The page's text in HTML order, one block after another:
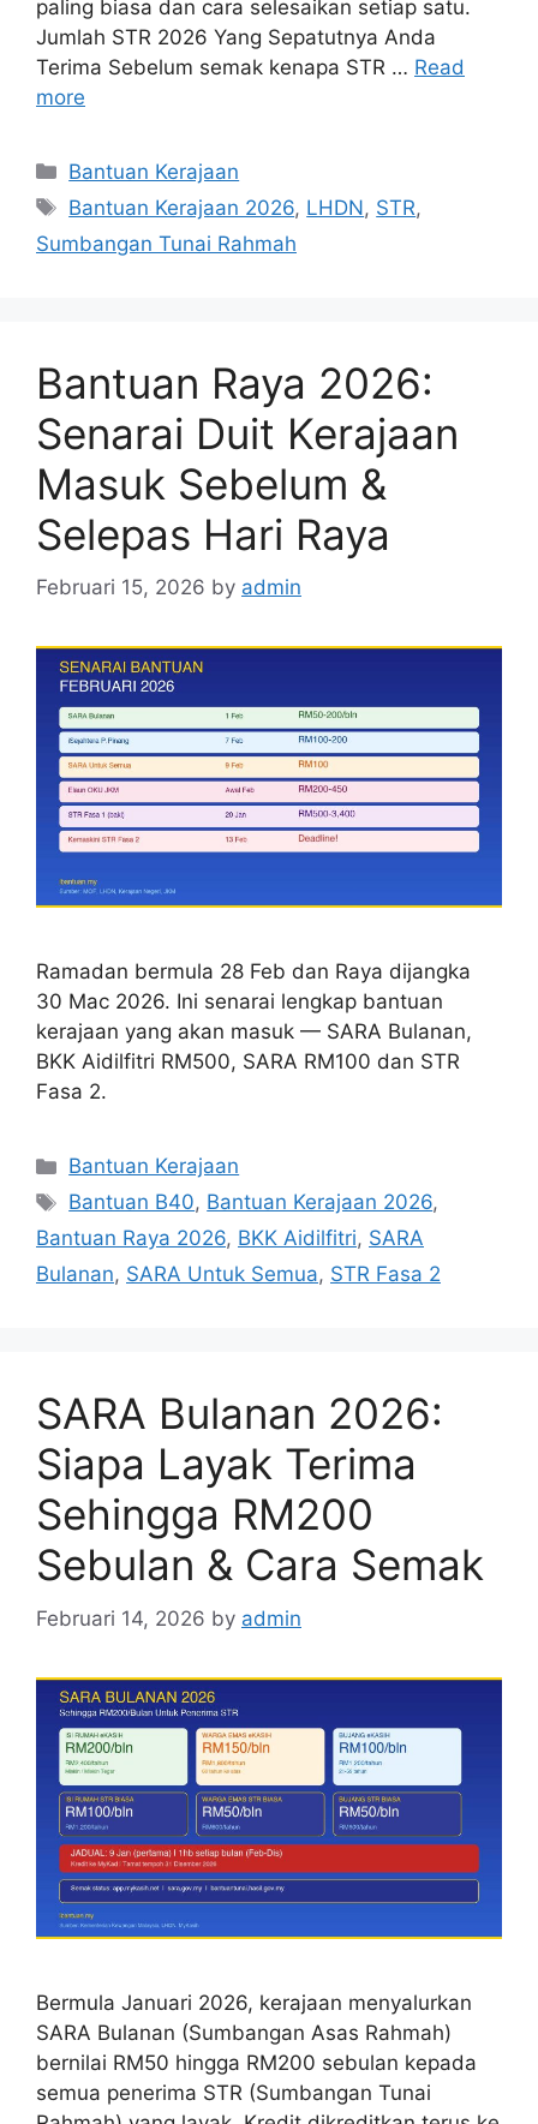
paling biasa dan cara selesaikan setiap satu.
Jumlah STR 2026 Yang Sepatutnya Anda
Terima Sebelum semak kenapa STR … Read
more
Categories
Bantuan Kerajaan
Tags
Bantuan Kerajaan 2026, LHDN, STR,
Sumbangan Tunai Rahmah
Bantuan Raya 2026:
Senarai Duit Kerajaan
Masuk Sebelum &
Selepas Hari Raya
Februari 15, 2026 by admin
Ramadan bermula 28 Feb dan Raya dijangka
30 Mac 2026. Ini senarai lengkap bantuan
kerajaan yang akan masuk — SARA Bulanan,
BKK Aidilfitri RM500, SARA RM100 dan STR
Fasa 2.
Categories
Bantuan Kerajaan
Tags
Bantuan B40, Bantuan Kerajaan 2026,
Bantuan Raya 2026, BKK Aidilfitri, SARA
Bulanan, SARA Untuk Semua, STR Fasa 2
SARA Bulanan 2026:
Siapa Layak Terima
Sehingga RM200
Sebulan & Cara Semak
Februari 14, 2026 by admin
Bermula Januari 2026, kerajaan menyalurkan
SARA Bulanan (Sumbangan Asas Rahmah)
bernilai RM50 hingga RM200 sebulan kepada
semua penerima STR (Sumbangan Tunai